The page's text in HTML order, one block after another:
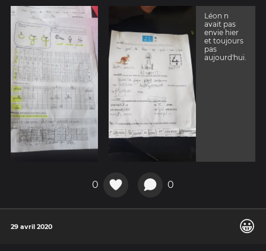
Léon n
avait pas
envie hier
et toujours
pas
aujourd'hui.
0 0
29 avril 2020 😀